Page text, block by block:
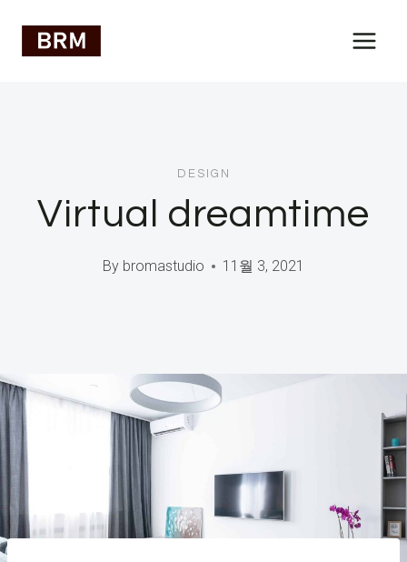
DESIGN
Virtual dreamtime
By bromastudio 11월 3, 2021